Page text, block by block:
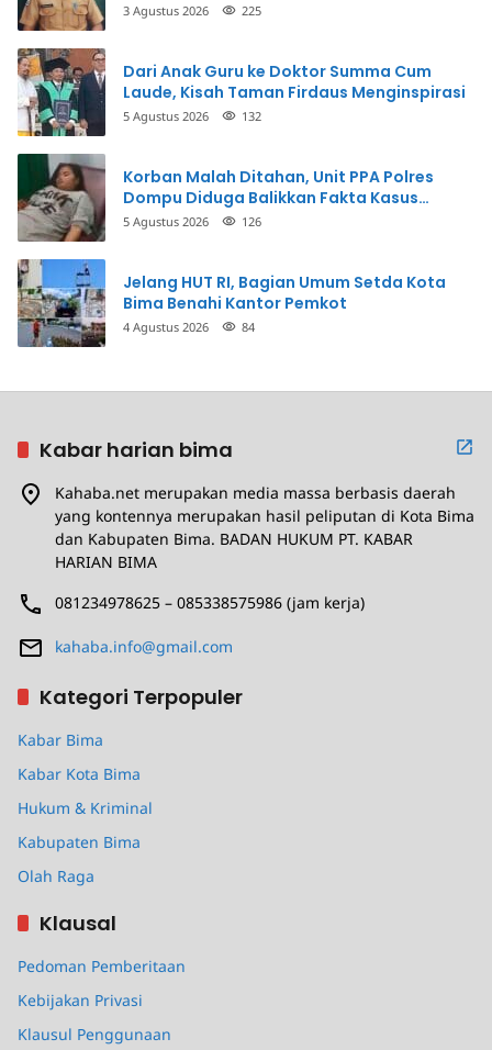
3 Agustus 2026 225
Dari Anak Guru ke Doktor Summa Cum
Laude, Kisah Taman Firdaus Menginspirasi
5 Agustus 2026 132
Korban Malah Ditahan, Unit PPA Polres
Dompu Diduga Balikkan Fakta Kasus
Penganiayaan
5 Agustus 2026 126
Jelang HUT RI, Bagian Umum Setda Kota
Bima Benahi Kantor Pemkot
4 Agustus 2026 84
Kabar harian bima
Kahaba.net merupakan media massa berbasis daerah
yang kontennya merupakan hasil peliputan di Kota Bima
dan Kabupaten Bima. BADAN HUKUM PT. KABAR
HARIAN BIMA
081234978625 – 085338575986 (jam kerja)
kahaba.info@gmail.com
Kategori Terpopuler
Kabar Bima
Kabar Kota Bima
Hukum & Kriminal
Kabupaten Bima
Olah Raga
Klausal
Pedoman Pemberitaan
Kebijakan Privasi
Klausul Penggunaan